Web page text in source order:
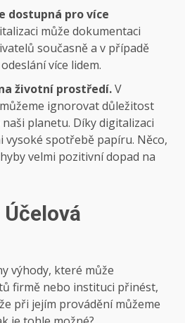
dostupná pro více
může dokumentaci
současně a v případě
více lidem.
životní prostředí.V
ignorovat důležitost
planetu. Díky digitalizaci
vysoké spotřebě papíru. Něco,
velmi pozitivní dopad na
výhody, které může
firmě nebo instituci přinést,
při jejím provádění můžeme